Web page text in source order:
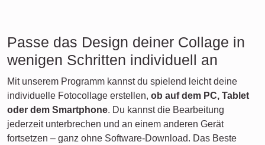
Passe das Design deiner Collage in
wenigen Schritten individuell an
Mit unserem Programm kannst du spielend leicht deine
individuelle Fotocollage erstellen, ob auf dem PC, Tablet
oder dem Smartphone. Du kannst die Bearbeitung
jederzeit unterbrechen und an einem anderen Gerät
fortsetzen – ganz ohne Software-Download. Das Beste